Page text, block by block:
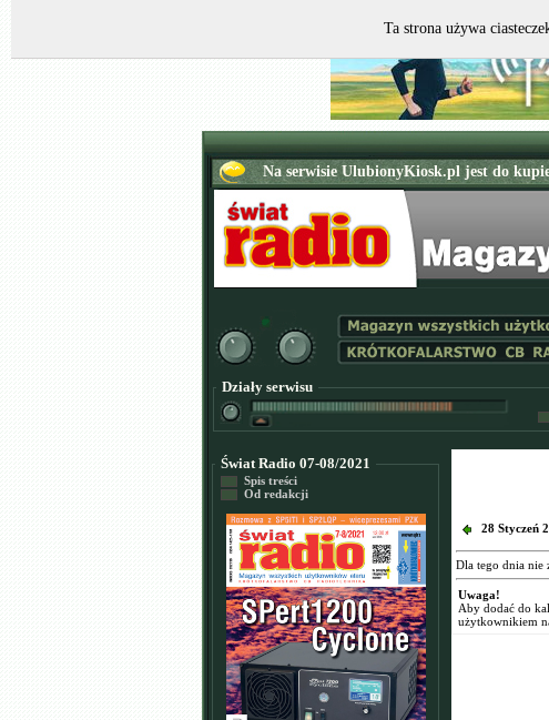
Działy serwisu
Świat Radio 07-08/2021
Spis treści
Od redakcji
28 Styczeń
Dla tego dnia nie
Uwaga!
Aby dodać do
użytkownikiem
Ta strona używa